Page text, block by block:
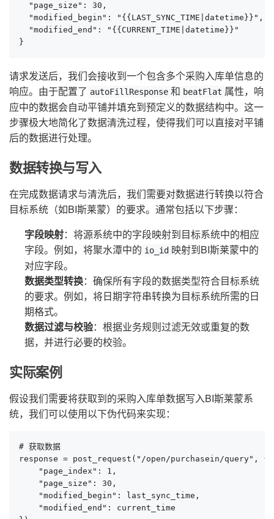
  "page_size": 30,
  "modified_begin": "{{LAST_SYNC_TIME|datetime}}",
  "modified_end": "{{CURRENT_TIME|datetime}}"
}
请求发送后，我们会接收到一个包含多个采购入库单信息的
响应。由于配置了 autoFillResponse 和 beatFlat 属性，响
应中的数据会自动平铺并填充到预定义的数据结构中。这一
步骤极大地简化了数据清洗过程，使得我们可以直接对平铺
后的数据进行处理。
数据转换与写入
在完成数据请求与清洗后，我们需要对数据进行转换以符合
目标系统（如BI斯莱蒙）的要求。通常包括以下步骤：
字段映射：将源系统中的字段映射到目标系统中的相应
字段。例如，将聚水潭中的 io_id 映射到BI斯莱蒙中的
对应字段。
数据类型转换：确保所有字段的数据类型符合目标系统
的要求。例如，将日期字符串转换为目标系统所需的日
期格式。
数据过滤与校验：根据业务规则过滤无效或重复的数
据，并进行必要的校验。
实际案例
假设我们需要将获取到的采购入库单数据写入BI斯莱蒙系
统，我们可以使用以下伪代码来实现：
# 获取数据
response = post_request("/open/purchasein/query", {
    "page_index": 1,
    "page_size": 30,
    "modified_begin": last_sync_time,
    "modified_end": current_time